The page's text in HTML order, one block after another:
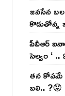
జ‌న‌సేన
పీవీఆర్
సెల్వం ‘ ..
తన కోపమే
బలి.. ?😟